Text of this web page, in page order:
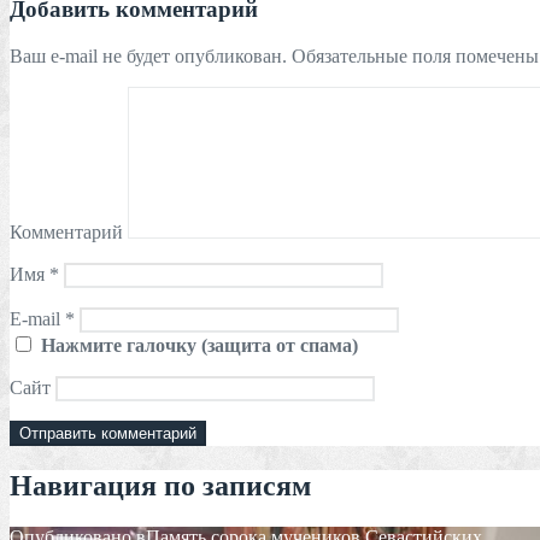
Добавить комментарий
Ваш e-mail не будет опубликован. Обязательные поля
Комментарий
Имя *
E-mail *
Нажмите галочку (защита от спама)
Сайт
Навигация по записям